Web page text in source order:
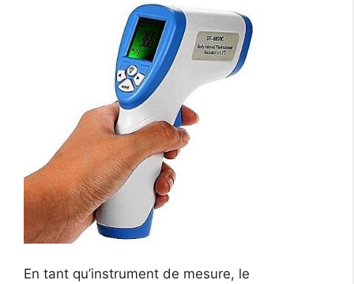
En tant qu’instrument de mesure, le